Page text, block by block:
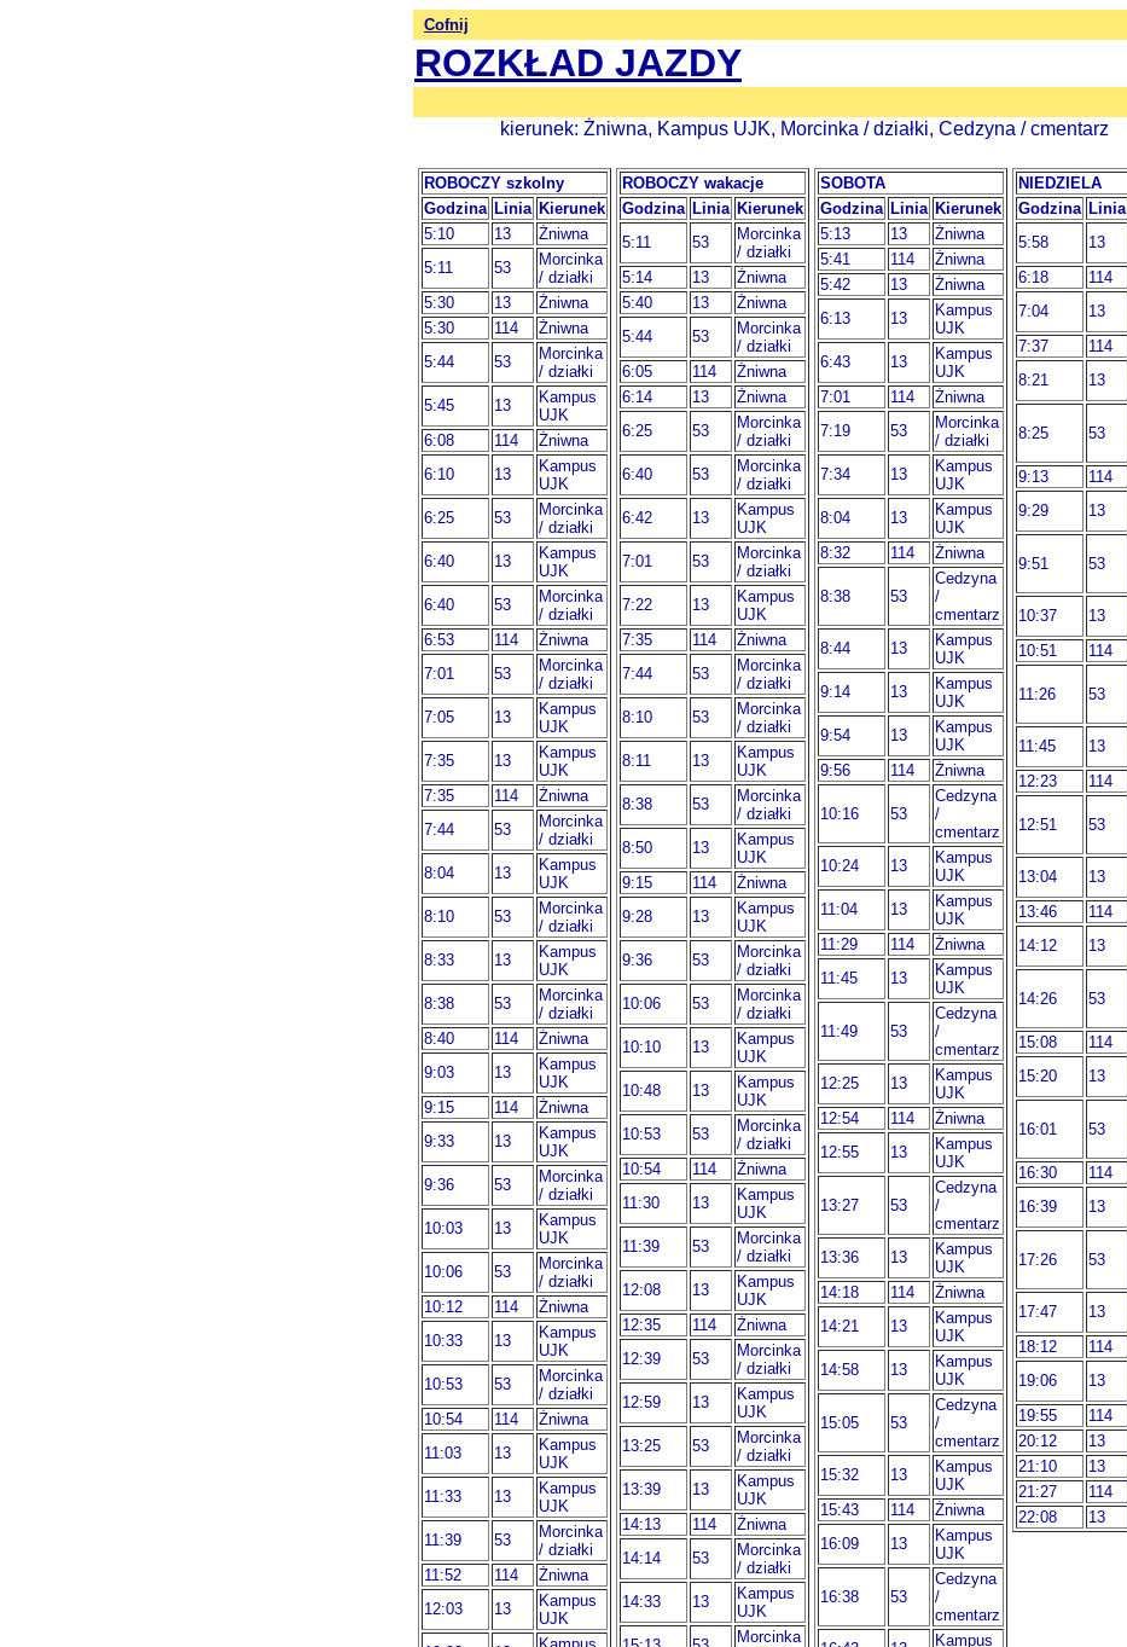
Cofnij
ROZKŁAD JAZDY
kierunek: Żniwna, Kampus UJK, Morcinka / działki, Cedzyna / cmentarz
ROBOCZY szkolny
Godzina Linia Kierunek
5:10
13
Żniwna
5:11
53
Morcinka
/ działki
5:30
13
Żniwna
5:30
114
Żniwna
5:44
53
Morcinka
/ działki
5:45
13
Kampus
UJK
6:08
114
Żniwna
6:10
13
Kampus
UJK
6:25
53
Morcinka
/ działki
6:40
13
Kampus
UJK
6:40
53
Morcinka
/ działki
6:53
114
Żniwna
7:01
53
Morcinka
/ działki
7:05
13
Kampus
UJK
7:35
13
Kampus
UJK
7:35
114
Żniwna
7:44
53
Morcinka
/ działki
8:04
13
Kampus
UJK
8:10
53
Morcinka
/ działki
8:33
13
Kampus
UJK
8:38
53
Morcinka
/ działki
8:40
114
Żniwna
9:03
13
Kampus
UJK
9:15
114
Żniwna
9:33
13
Kampus
UJK
9:36
53
Morcinka
/ działki
10:03
13
Kampus
UJK
10:06
53
Morcinka
/ działki
10:12
114
Żniwna
10:33
13
Kampus
UJK
10:53
53
Morcinka
/ działki
10:54
114
Żniwna
11:03
13
Kampus
UJK
11:33
13
Kampus
UJK
11:39
53
Morcinka
/ działki
11:52
114
Żniwna
12:03
13
Kampus
UJK
ROBOCZY wakacje
Godzina Linia Kierunek
5:11
53
Morcinka
/ działki
5:14
13
Żniwna
5:40
13
Żniwna
5:44
53
Morcinka
/ działki
6:05
114
Żniwna
6:14
13
Żniwna
6:25
53
Morcinka
/ działki
6:40
53
Morcinka
/ działki
6:42
13
Kampus
UJK
7:01
53
Morcinka
/ działki
7:22
13
Kampus
UJK
7:35
114
Żniwna
7:44
53
Morcinka
/ działki
8:10
53
Morcinka
/ działki
8:11
13
Kampus
UJK
8:38
53
Morcinka
/ działki
8:50
13
Kampus
UJK
9:15
114
Żniwna
9:28
13
Kampus
UJK
9:36
53
Morcinka
/ działki
10:06
53
Morcinka
/ działki
10:10
13
Kampus
UJK
10:48
13
Kampus
UJK
10:53
53
Morcinka
/ działki
10:54
114
Żniwna
11:30
13
Kampus
UJK
11:39
53
Morcinka
/ działki
12:08
13
Kampus
UJK
12:35
114
Żniwna
12:39
53
Morcinka
/ działki
12:59
13
Kampus
UJK
13:25
53
Morcinka
/ działki
13:39
13
Kampus
UJK
14:13
114
Żniwna
14:14
53
Morcinka
/ działki
14:33
13
Kampus
UJK
Morcinka
SOBOTA
Godzina Linia Kierunek
5:13
13
Żniwna
5:41
114
Żniwna
5:42
13
Żniwna
6:13
13
Kampus
UJK
6:43
13
Kampus
UJK
7:01
114
Żniwna
7:19
53
Morcinka
/ działki
7:34
13
Kampus
UJK
8:04
13
Kampus
UJK
8:32
114 Żniwna
8:38 53
Cedzyna
/
cmentarz
8:44
13
Kampus
UJK
9:14
13
Kampus
UJK
9:54
13
Kampus
UJK
9:56
114 Żniwna
10:16 53
Cedzyna
/
cmentarz
10:24
13
Kampus
UJK
11:04
13
Kampus
UJK
11:29
114
Żniwna
11:45
13
Kampus
UJK
11:49 53
Cedzyna
/
cmentarz
12:25
13
Kampus
UJK
12:54
114
Żniwna
12:55
13
Kampus
UJK
13:27 53
Cedzyna
/
cmentarz
13:36
13
Kampus
UJK
14:18
114
Żniwna
14:21
13
Kampus
UJK
14:58
13
Kampus
UJK
15:05 53
Cedzyna
/
cmentarz
15:32
13
Kampus
UJK
15:43
114
Żniwna
16:09
13
Kampus
UJK
16:38 53
Cedzyna
/
cmentarz
Kampus
NIEDZIELA
Godzina Linia
5:58
13
6:18
114
7:04
13
7:37
114
8:21
13
8:25 53
9:13
114
9:29
13
9:51 53
10:37
13
10:51
114
11:26 53
11:45
13
12:23
114
12:51 53
13:04
13
13:46
114
14:12
13
14:26 53
15:08
114
15:20
13
16:01 53
16:30
114
16:39
13
17:26 53
17:47
13
18:12
114
19:06
13
19:55
114
20:12
13
21:10
13
21:27
114
22:08
13